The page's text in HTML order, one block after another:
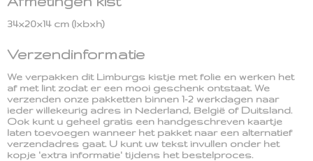
34x20x14 cm (lxbxh)
Verzendinformatie
We verpakken dit Limburgs kistje met folie en werken het
af met lint zodat er een mooi geschenk ontstaat. We
verzenden onze pakketten binnen 1-2 werkdagen naar
ieder willekeurig adres in Nederland, België of Duitsland.
Ook kunt u geheel gratis een handgeschreven kaartje
laten toevoegen wanneer het pakket naar een alternatief
verzendadres gaat. U kunt uw tekst invullen onder het
kopje 'extra informatie' tijdens het bestelproces.